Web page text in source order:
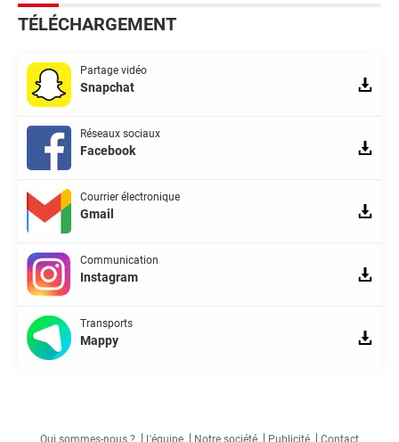
TÉLÉCHARGEMENT
Partage vidéo
Snapchat
Réseaux sociaux
Facebook
Courrier électronique
Gmail
Communication
Instagram
Transports
Mappy
Qui sommes-nous ? L'équipe Notre société Publicité Contact